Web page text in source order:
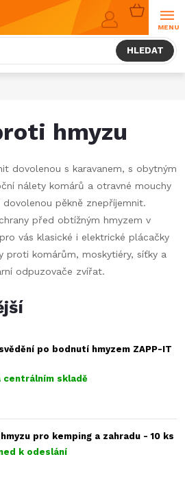
HLEDAT
NÁKUPNÍ
KOŠÍK
hmyzu
dovolenou s karavanem, s obytným
nálety komárů a otravné mouchy
dovolenou pěkně znepříjemnit.
před obtížným hmyzem v
vás klasické i elektrické plácačky
proti komárům, moskytiéry, síťky a
odpuzovače zvířat.
po bodnutí hmyzem ZAPP-IT
centrálním skladě
pro kemping a zahradu - 10 ks
k odeslání